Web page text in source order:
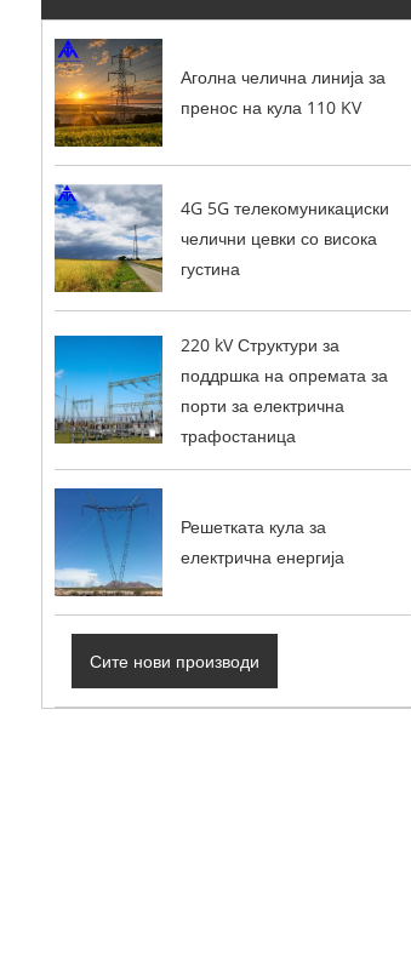
Аголна челична линија за
пренос на кула 110 KV
4G 5G телекомуникациски
челични цевки со висока
густина
220 kV Структури за
поддршка на опремата за
порти за електрична
трафостаница
Решетката кула за
електрична енергија
Сите нови производи